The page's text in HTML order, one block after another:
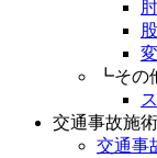
┗その
交通事故施
交通事